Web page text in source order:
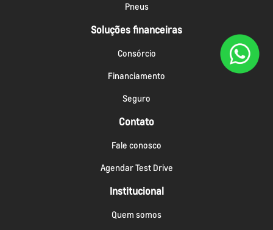
Pneus
Soluções financeiras
Consórcio
Financiamento
Seguro
Contato
Fale conosco
Agendar Test Drive
Institucional
Quem somos